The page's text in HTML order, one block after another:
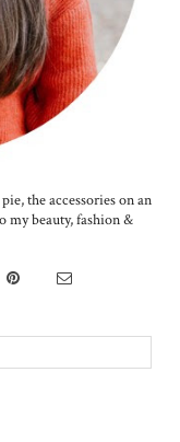
the accessories on an
my beauty, fashion &